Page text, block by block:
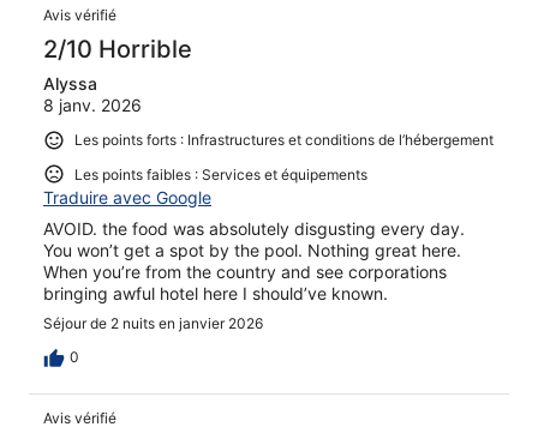
Avis vérifié
2/10 Horrible
Alyssa
8 janv. 2026
Les points forts : Infrastructures et conditions de l’hébergement
Les points faibles : Services et équipements
Traduire avec Google
AVOID. the food was absolutely disgusting every day.
You won’t get a spot by the pool. Nothing great here.
When you’re from the country and see corporations
bringing awful hotel here I should’ve known.
Séjour de 2 nuits en janvier 2026
0
Avis vérifié